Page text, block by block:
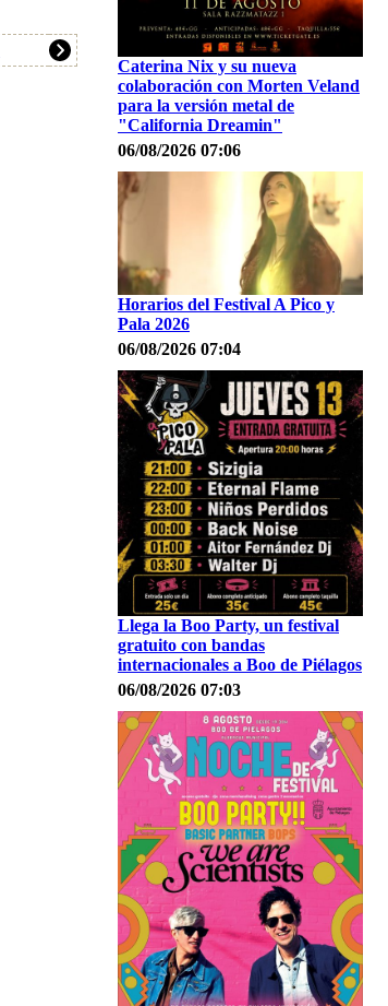
Caterina Nix y su nueva
colaboración con Morten Veland
para la versión metal de
"California Dreamin"
06/08/2026 07:06
Horarios del Festival A Pico y
Pala 2026
06/08/2026 07:04
Llega la Boo Party, un festival
gratuito con bandas
internacionales a Boo de Piélagos
06/08/2026 07:03